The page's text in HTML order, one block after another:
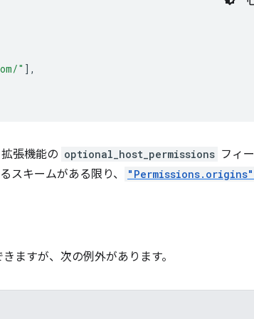
" ],
張機能の optional_host_permissions フィー
スキームがある限り、 "Permissions.origins"
ますが、次の例外があります。